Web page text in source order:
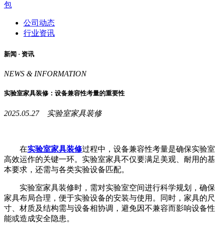
包
公司动态
行业资讯
新闻 · 资讯
NEWS & INFORMATION
实验室家具装修：设备兼容性考量的重要性
2025.05.27 实验室家具装修
在实验室家具装修过程中，设备兼容性考量是确保实验室
高效运作的关键一环。实验室家具不仅要满足美观、耐用的基
本要求，还需与各类实验设备匹配。
实验室家具装修时，需对实验室空间进行科学规划，确保
家具布局合理，便于实验设备的安装与使用。同时，家具的尺
寸、材质及结构需与设备相协调，避免因不兼容而影响设备性
能或造成安全隐患。